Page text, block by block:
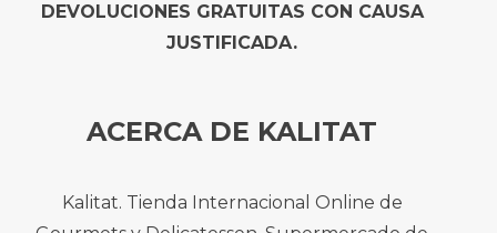
DEVOLUCIONES GRATUITAS CON CAUSA
JUSTIFICADA.
ACERCA DE KALITAT
Kalitat. Tienda Internacional Online de